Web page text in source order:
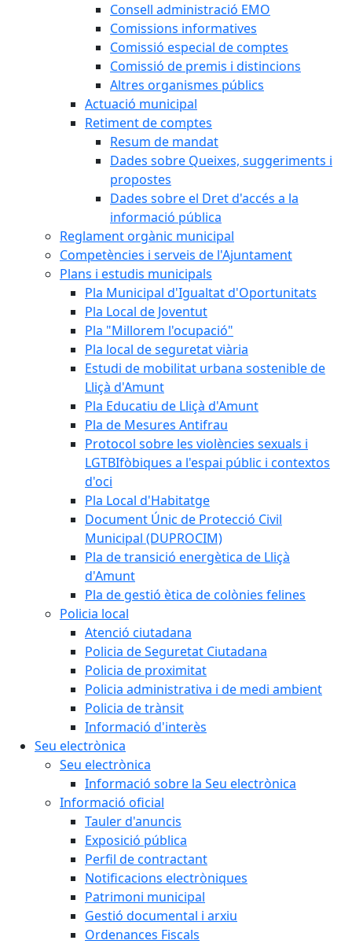
Consell administració EMO
Comissions informatives
Comissió especial de comptes
Comissió de premis i distincions
Altres organismes públics
Actuació municipal
Retiment de comptes
Resum de mandat
Dades sobre Queixes, suggeriments i
propostes
Dades sobre el Dret d'accés a la
informació pública
Reglament orgànic municipal
Competències i serveis de l'Ajuntament
Plans i estudis municipals
Pla Municipal d'Igualtat d'Oportunitats
Pla Local de Joventut
Pla "Millorem l'ocupació"
Pla local de seguretat viària
Estudi de mobilitat urbana sostenible de
Lliçà d'Amunt
Pla Educatiu de Lliçà d'Amunt
Pla de Mesures Antifrau
Protocol sobre les violències sexuals i
LGTBIfòbiques a l'espai públic i contextos
d'oci
Pla Local d'Habitatge
Document Únic de Protecció Civil
Municipal (DUPROCIM)
Pla de transició energètica de Lliçà
d'Amunt
Pla de gestió ètica de colònies felines
Policia local
Atenció ciutadana
Policia de Seguretat Ciutadana
Policia de proximitat
Policia administrativa i de medi ambient
Policia de trànsit
Informació d'interès
Seu electrònica
Seu electrònica
Informació sobre la Seu electrònica
Informació oficial
Tauler d'anuncis
Exposició pública
Perfil de contractant
Notificacions electròniques
Patrimoni municipal
Gestió documental i arxiu
Ordenances Fiscals